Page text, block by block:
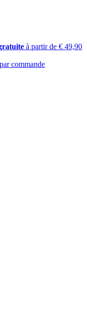
à partir de € 49,90
par commande